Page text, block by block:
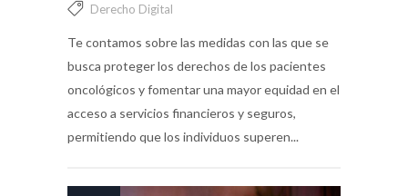
Derecho Digital
Te contamos sobre las medidas con las que se
busca proteger los derechos de los pacientes
oncológicos y fomentar una mayor equidad en el
acceso a servicios financieros y seguros,
permitiendo que los individuos superen...